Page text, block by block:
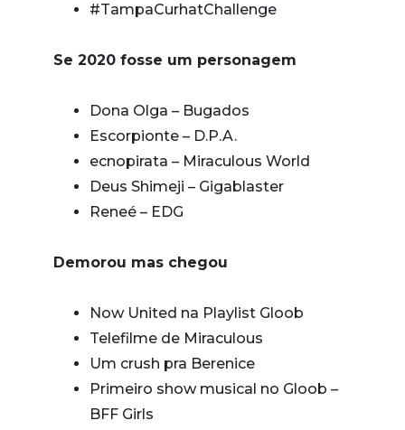
#TampaCurhatChallenge
Se 2020 fosse um personagem
Dona Olga – Bugados
Escorpionte – D.P.A.
ecnopirata – Miraculous World
Deus Shimeji – Gigablaster
Reneé – EDG
Demorou mas chegou
Now United na Playlist Gloob
Telefilme de Miraculous
Um crush pra Berenice
Primeiro show musical no Gloob –
BFF Girls